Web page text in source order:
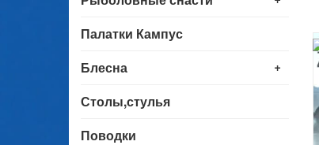
Палатки Кампус
+
Блесна
Столы,стулья
Поводки